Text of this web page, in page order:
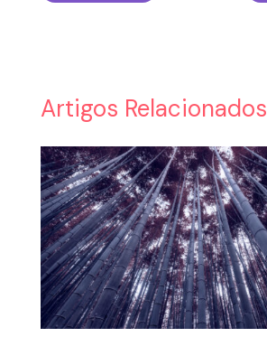
Artigos Relacionados